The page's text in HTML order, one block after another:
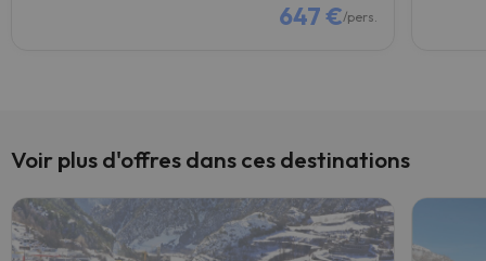
647 €/pers.
Voir plus d'offres dans ces destinations